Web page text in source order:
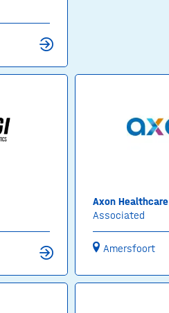
Axon Healthcare
Associated
Amersfoort